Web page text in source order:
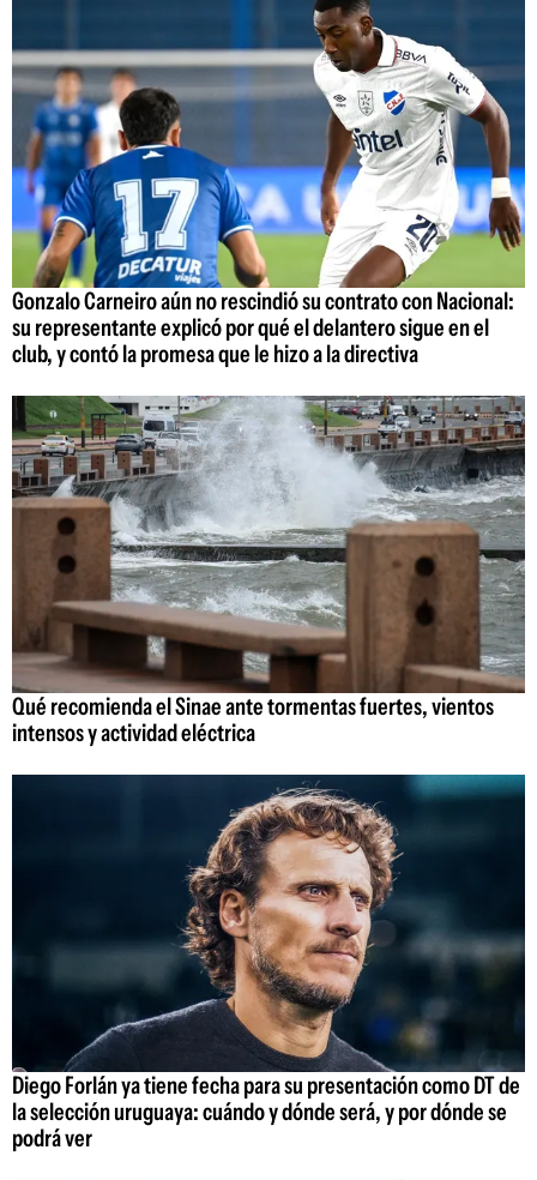
Gonzalo Carneiro aún no rescindió su contrato con Nacional:
su representante explicó por qué el delantero sigue en el
club, y contó la promesa que le hizo a la directiva
Qué recomienda el Sinae ante tormentas fuertes, vientos
intensos y actividad eléctrica
Diego Forlán ya tiene fecha para su presentación como DT de
la selección uruguaya: cuándo y dónde será, y por dónde se
podrá ver